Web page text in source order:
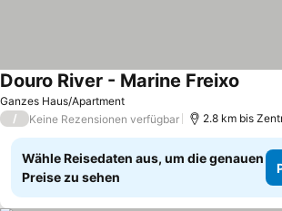
Ganzes Haus/Apartment
Douro River - Marine Freixo
/ Keine Rezensionen verfügbar 2.8 km bis
Wähle Reisedaten aus, um die genauen
Preise zu sehen